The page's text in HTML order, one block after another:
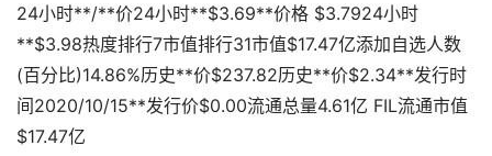
24小时**/**价24小时**$3.69**价格 $3.7924小时
**$3.98热度排行7市值排行31市值$17.47亿添加自选人数
(百分比)14.86%历史**价$237.82历史**价$2.34**发行时
间2020/10/15**发行价$0.00流通总量4.61亿 FIL流通市值
$17.47亿